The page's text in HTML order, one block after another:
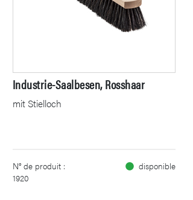
Industrie-Saalbesen, Rosshaar
mit Stielloch
N° de produit :
1920
disponible